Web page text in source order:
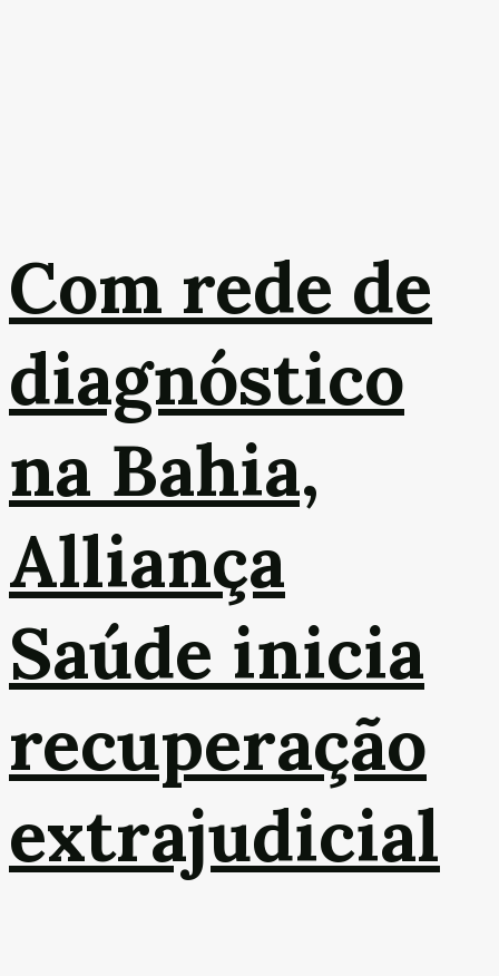
Com rede de
diagnóstico
na Bahia,
Alliança
Saúde inicia
recuperação
extrajudicial